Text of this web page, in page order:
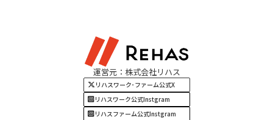
四国・九州エリア運営元：株式会社リハス
リハスワーク･ファーム公式X
リハスワーク公式Instgram
リハスファーム公式Instgram